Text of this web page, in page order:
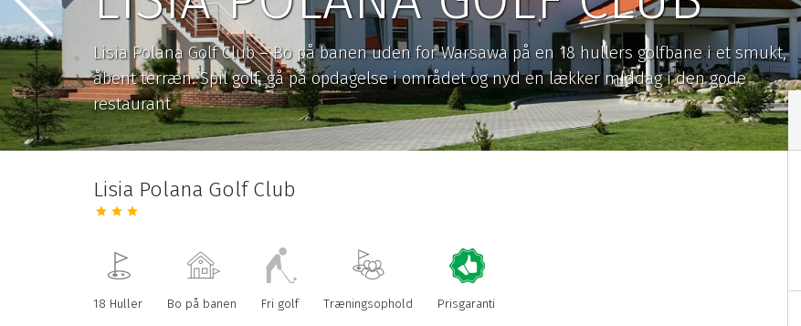
Lisia Polana Golf Club – Bo på banen uden for Warsawa på en 18 hullers golfbane i et smukt,
åbent terræn. Spil golf, gå på opdagelse i området og nyd en lækker middag i den gode
restaurant
Lisia Polana Golf Club
18 Huller Bo på banen Fri golf Træningsophold Prisgaranti